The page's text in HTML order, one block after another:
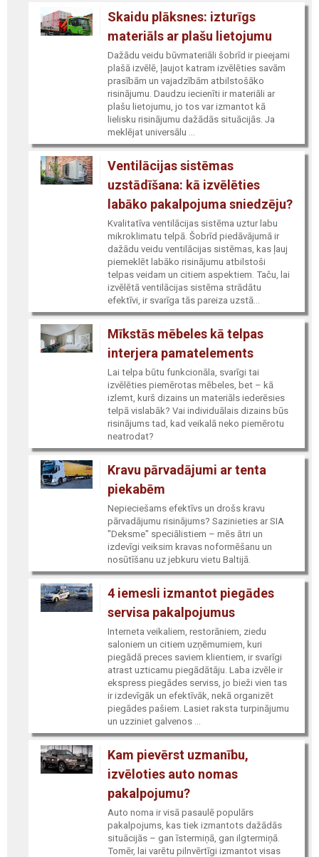
Skaidu plāksnes: izturīgs
materiāls ar plašu lietojumu
Dažādu veidu būvmateriāli šobrīd ir pieejami
plašā izvēlē, ļaujot katram izvēlēties savām
prasībām un vajadzībām atbilstošāko
risinājumu. Daudzu iecienīti ir materiāli ar
plašu lietojumu, jo tos var izmantot kā
lielisku risinājumu dažādās situācijās. Ja
meklējat universālu ...
Ventilācijas sistēmas
uzstādīšana: kā izvēlēties
labāko pakalpojuma sniedzēju?
Kvalitatīva ventilācijas sistēma uztur labu
mikroklimatu telpā. Šobrīd piedāvājumā ir
dažādu veidu ventilācijas sistēmas, kas ļauj
piemeklēt labāko risinājumu atbilstoši
telpas veidam un citiem aspektiem. Taču, lai
izvēlētā ventilācijas sistēma strādātu
efektīvi, ir svarīga tās pareiza uzstā...
Mīkstās mēbeles kā telpas
interjera pamatelements
Lai telpa būtu funkcionāla, svarīgi tai
izvēlēties piemērotas mēbeles, bet – kā
izlemt, kurš dizains un materiāls iederēsies
telpā vislabāk? Vai individuālais dizains būs
risinājums tad, kad veikalā neko piemērotu
neatrodat?
Kravu pārvadājumi ar tenta
piekabēm
Nepieciešams efektīvs un drošs kravu
pārvadājumu risinājums? Sazinieties ar SIA
"Deksme" speciālistiem – mēs ātri un
izdevīgi veiksim kravas noformēšanu un
nosūtīšanu uz jebkuru vietu Baltijā.
4 iemesli izmantot piegādes
servisa pakalpojumus
Interneta veikaliem, restorāniem, ziedu
saloniem un citiem uzņēmumiem, kuri
piegādā preces saviem klientiem, ir svarīgi
atrast uzticamu piegādātāju. Laba izvēle ir
ekspress piegādes serviss, jo bieži vien tas
ir izdevīgāk un efektīvāk, nekā organizēt
piegādes pašiem. Lasiet raksta turpinājumu
un uzziniet galvenos ...
Kam pievērst uzmanību,
izvēloties auto nomas
pakalpojumu?
Auto noma ir visā pasaulē populārs
pakalpojums, kas tiek izmantots dažādās
situācijās – gan īstermiņā, gan ilgtermiņā.
Tomēr, lai varētu pilnvērtīgi izmantot visas